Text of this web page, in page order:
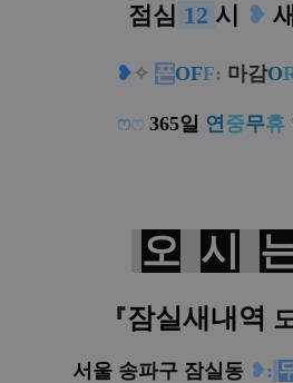
점심 12 시 ❥
❥ ✧ 폰OFF: 마감O
ෆෆ365일 연중무휴
오 시
『잠실새내역
서울 송파구 잠실동 ❥: